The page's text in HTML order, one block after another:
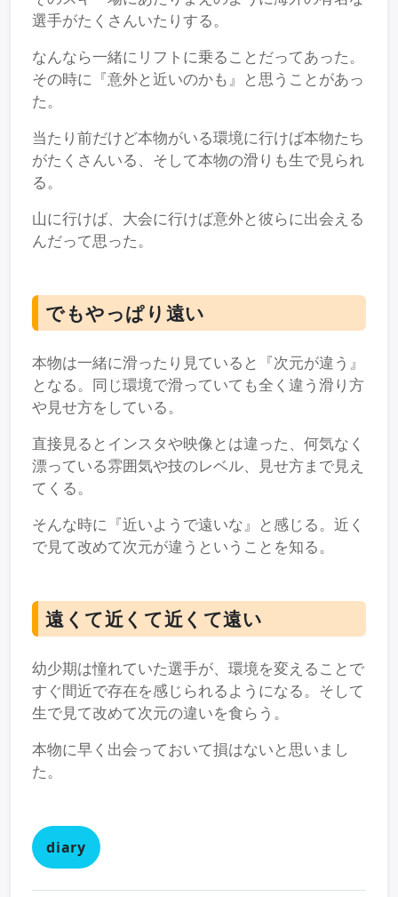
選手がたくさんいたりする。
なんなら一緒にリフトに乗ることだってあった。
その時に『意外と近いのかも』と思うことがあっ
た。
当たり前だけど本物がいる環境に行けば本物たち
がたくさんいる、そして本物の滑りも生で見られ
る。
山に行けば、大会に行けば意外と彼らに出会える
んだって思った。
でもやっぱり遠い
本物は一緒に滑ったり見ていると『次元が違う』
となる。同じ環境で滑っていても全く違う滑り方
や見せ方をしている。
直接見るとインスタや映像とは違った、何気なく
漂っている雰囲気や技のレベル、見せ方まで見え
てくる。
そんな時に『近いようで遠いな』と感じる。近く
で見て改めて次元が違うということを知る。
遠くて近くて近くて遠い
幼少期は憧れていた選手が、環境を変えることで
すぐ間近で存在を感じられるようになる。そして
生で見て改めて次元の違いを食らう。
本物に早く出会っておいて損はないと思いまし
た。
diary